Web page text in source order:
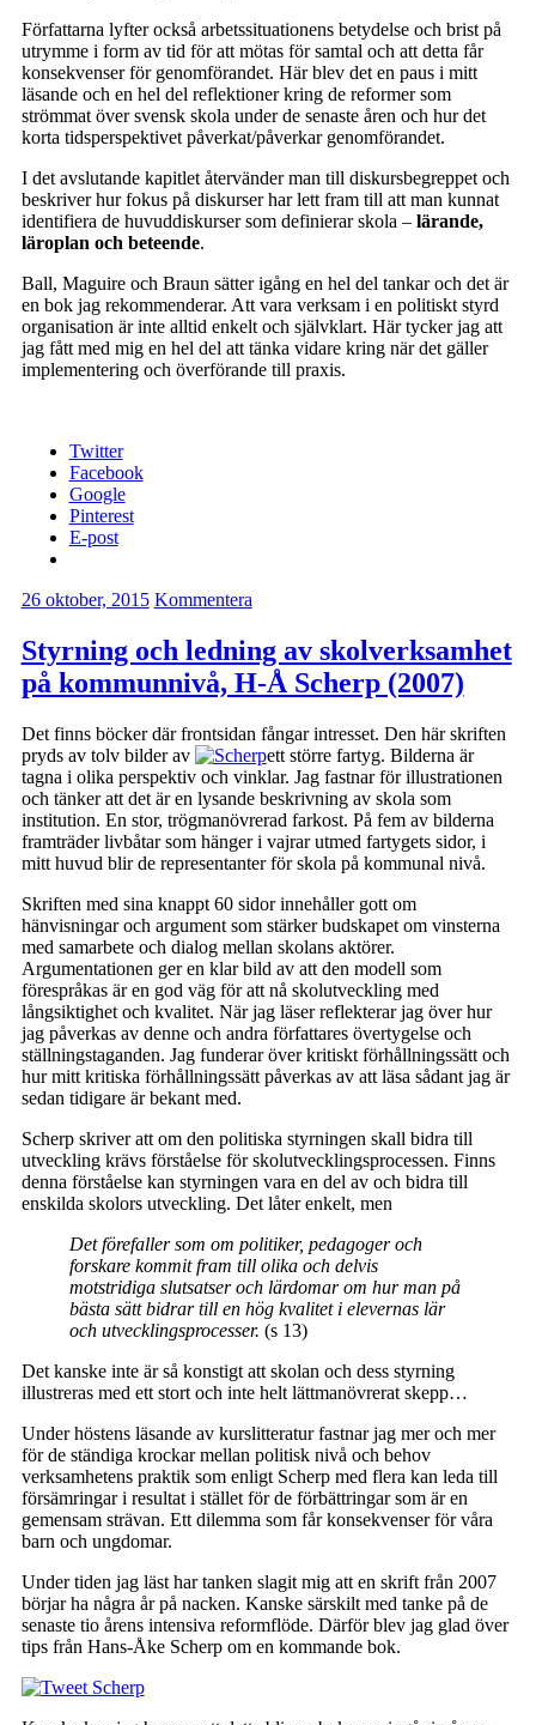
Författarna lyfter också arbetssituationens betydelse och brist på
utrymme i form av tid för att mötas för samtal och att detta får
konsekvenser för genomförandet. Här blev det en paus i mitt
läsande och en hel del reflektioner kring de reformer som
strömmat över svensk skola under de senaste åren och hur det
korta tidsperspektivet påverkat/påverkar genomförandet.
I det avslutande kapitlet återvänder man till diskursbegreppet och
beskriver hur fokus på diskurser har lett fram till att man kunnat
identifiera de huvuddiskurser som definierar skola – lärande,
läroplan och beteende.
Ball, Maguire och Braun sätter igång en hel del tankar och det är
en bok jag rekommenderar. Att vara verksam i en politiskt styrd
organisation är inte alltid enkelt och självklart. Här tycker jag att
jag fått med mig en hel del att tänka vidare kring när det gäller
implementering och överförande till praxis.
Twitter
Facebook
Google
Pinterest
E-post
26 oktober, 2015 Kommentera
Styrning och ledning av skolverksamhet
på kommunnivå, H-Å Scherp (2007)
Det finns böcker där frontsidan fångar intresset. Den här skriften
pryds av tolv bilder av
ett större fartyg. Bilderna är
tagna i olika perspektiv och vinklar. Jag fastnar för illustrationen
och tänker att det är en lysande beskrivning av skola som
institution. En stor, trögmanövrerad farkost. På fem av bilderna
framträder livbåtar som hänger i vajrar utmed fartygets sidor, i
mitt huvud blir de representanter för skola på kommunal nivå.
Skriften med sina knappt 60 sidor innehåller gott om
hänvisningar och argument som stärker budskapet om vinsterna
med samarbete och dialog mellan skolans aktörer.
Argumentationen ger en klar bild av att den modell som
förespråkas är en god väg för att nå skolutveckling med
långsiktighet och kvalitet. När jag läser reflekterar jag över hur
jag påverkas av denne och andra författares övertygelse och
ställningstaganden. Jag funderar över kritiskt förhållningssätt och
hur mitt kritiska förhållningssätt påverkas av att läsa sådant jag är
sedan tidigare är bekant med.
Scherp skriver att om den politiska styrningen skall bidra till
utveckling krävs förståelse för skolutvecklingsprocessen. Finns
denna förståelse kan styrningen vara en del av och bidra till
enskilda skolors utveckling. Det låter enkelt, men
Det förefaller som om politiker, pedagoger och
forskare kommit fram till olika och delvis
motstridiga slutsatser och lärdomar om hur man på
bästa sätt bidrar till en hög kvalitet i elevernas lär
och utvecklingsprocesser. (s 13)
Det kanske inte är så konstigt att skolan och dess styrning
illustreras med ett stort och inte helt lättmanövrerat skepp…
Under höstens läsande av kurslitteratur fastnar jag mer och mer
för de ständiga krockar mellan politisk nivå och behov
verksamhetens praktik som enligt Scherp med flera kan leda till
försämringar i resultat i stället för de förbättringar som är en
gemensam strävan. Ett dilemma som får konsekvenser för våra
barn och ungdomar.
Under tiden jag läst har tanken slagit mig att en skrift från 2007
börjar ha några år på nacken. Kanske särskilt med tanke på de
senaste tio årens intensiva reformflöde. Därför blev jag glad över
tips från Hans-Åke Scherp om en kommande bok.